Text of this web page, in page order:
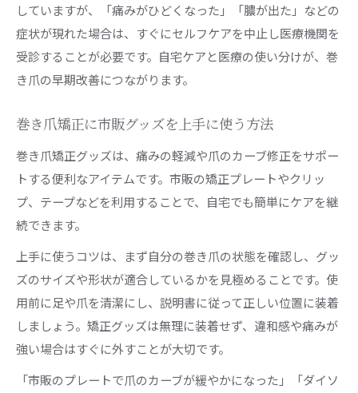
していますが、「痛みがひどくなった」「膿が出た」などの
症状が現れた場合は、すぐにセルフケアを中止し医療機関を
受診することが必要です。自宅ケアと医療の使い分けが、巻
き爪の早期改善につながります。
巻き爪矯正に市販グッズを上手に使う方法
巻き爪矯正グッズは、痛みの軽減や爪のカーブ修正をサポー
トする便利なアイテムです。市販の矯正プレートやクリッ
プ、テープなどを利用することで、自宅でも簡単にケアを継
続できます。
上手に使うコツは、まず自分の巻き爪の状態を確認し、グッ
ズのサイズや形状が適合しているかを見極めることです。使
用前に足や爪を清潔にし、説明書に従って正しい位置に装着
しましょう。矯正グッズは無理に装着せず、違和感や痛みが
強い場合はすぐに外すことが大切です。
「市販のプレートで爪のカーブが緩やかになった」「ダイソ